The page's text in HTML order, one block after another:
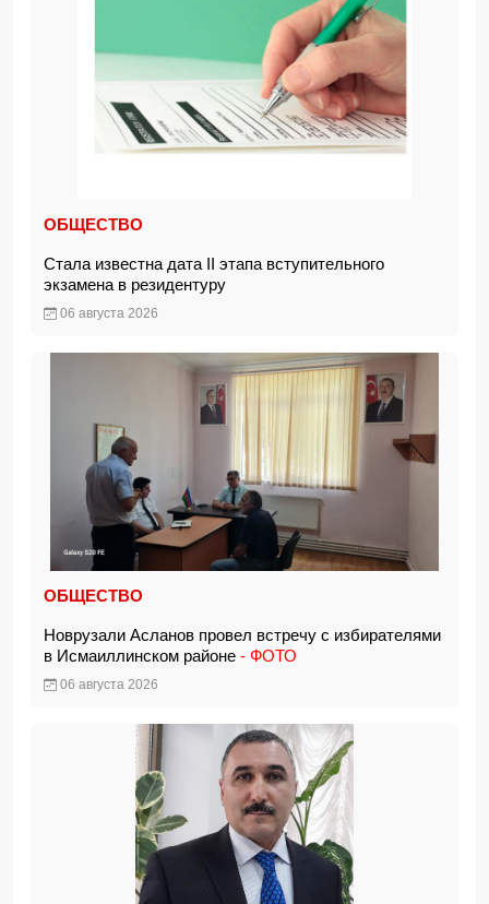
ОБЩЕСТВО
Стала известна дата II этапа вступительного
экзамена в резидентуру
06 августа 2026
ОБЩЕСТВО
Новрузали Асланов провел встречу с избирателями
в Исмаиллинском районе - ФОТО
06 августа 2026